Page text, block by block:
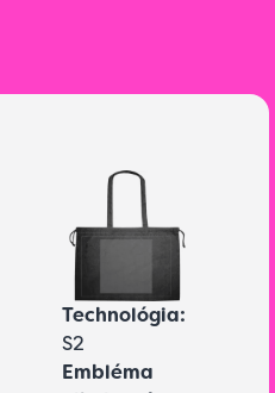
Technológia:
S2
Embléma